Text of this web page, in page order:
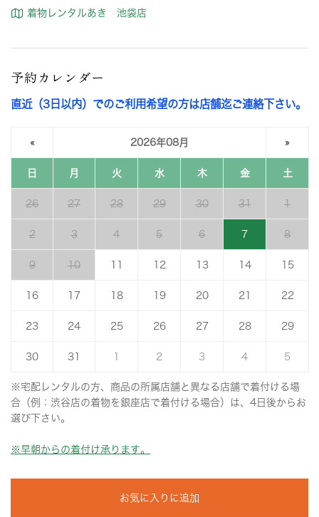
着物レンタルあき 池袋店
予約カレンダー
直近（3日以内）でのご利用希望の方は店舗迄ご連絡下さい。
« 2026年08月 »
日 月 火 水 木 金 土
26 27 28 29 30 31 1
2 3 4 5 6 7 8
9 10 12 13 14 15
16 17 18 19 20 21 22
23 24 25 26 27 28 29
30 31 2 3 4 5
※宅配レンタルの方、商品の所属店舗と異なる店舗で着付ける場
合（例：渋谷店の着物を銀座店で着付ける場合）は、4日後からお
選び下さい。
※早朝からの着付け承ります。
お気に入りに追加